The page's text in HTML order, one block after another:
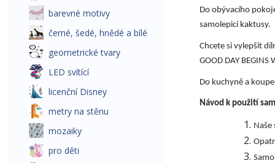
barevné motivy
černé, šedé, hnědé a bílé
geometrické tvary
LED svítící
licenční Disney
metry na stěnu
mozaiky
pro děti
Do obývacího
samolepicí kaktusy.
Chcete si vylepšit
GOOD DAY BEGINS
Do kuchyně a
Návod k použití